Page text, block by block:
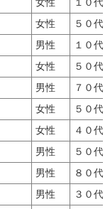
女性
５０代
男性
１０代
女性
５０代
男性
７０代
女性
５０代
女性
４０代
男性
５０代
男性
８０代
男性
３０代